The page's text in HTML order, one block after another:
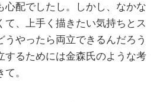
心配でしたし。しかし、なかな
て、上手く描きたい気持ちとス
うやったら両立できるんだろう
するためには金森氏のような考
。